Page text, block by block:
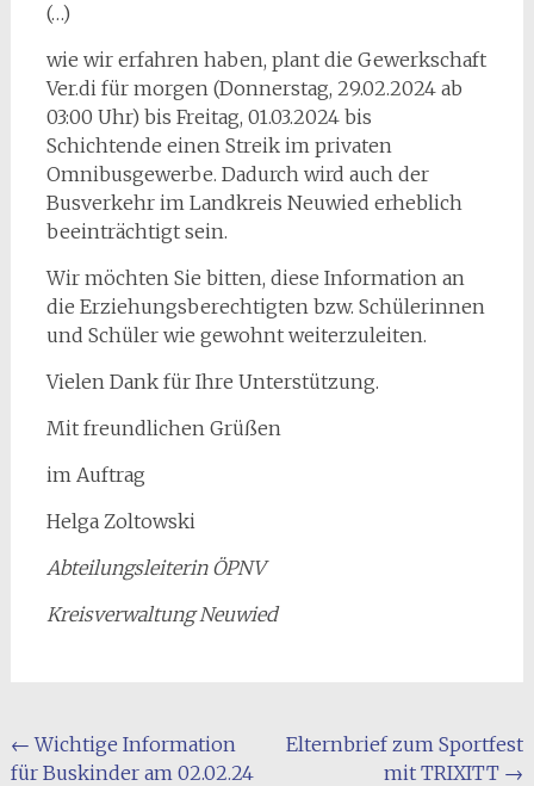
(…)
wie wir erfahren haben, plant die Gewerkschaft
Ver.di für morgen (Donnerstag, 29.02.2024 ab
03:00 Uhr) bis Freitag, 01.03.2024 bis
Schichtende einen Streik im privaten
Omnibusgewerbe. Dadurch wird auch der
Busverkehr im Landkreis Neuwied erheblich
beeinträchtigt sein.
Wir möchten Sie bitten, diese Information an
die Erziehungsberechtigten bzw. Schülerinnen
und Schüler wie gewohnt weiterzuleiten.
Vielen Dank für Ihre Unterstützung.
Mit freundlichen Grüßen
im Auftrag
Helga Zoltowski
Abteilungsleiterin ÖPNV
Kreisverwaltung Neuwied
Beitragsnavigation
← Wichtige Information
für Buskinder am 02.02.24
Elternbrief zum Sportfest
mit TRIXITT →